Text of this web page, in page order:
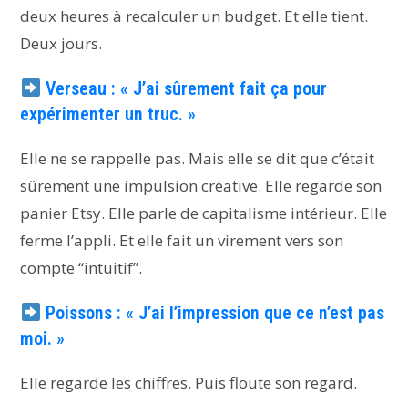
deux heures à recalculer un budget. Et elle tient.
Deux jours.
Verseau : « J’ai sûrement fait ça pour
expérimenter un truc. »
Elle ne se rappelle pas. Mais elle se dit que c’était
sûrement une impulsion créative. Elle regarde son
panier Etsy. Elle parle de capitalisme intérieur. Elle
ferme l’appli. Et elle fait un virement vers son
compte “intuitif”.
Poissons : « J’ai l’impression que ce n’est pas
moi. »
Elle regarde les chiffres. Puis floute son regard.